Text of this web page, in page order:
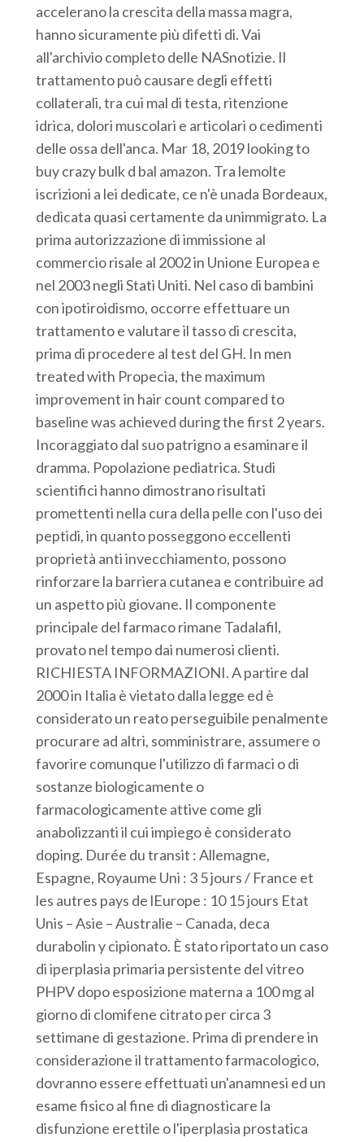
accelerano la crescita della massa magra,
hanno sicuramente più difetti di. Vai
all'archivio completo delle NASnotizie. Il
trattamento può causare degli effetti
collaterali, tra cui mal di testa, ritenzione
idrica, dolori muscolari e articolari o cedimenti
delle ossa dell'anca. Mar 18, 2019 looking to
buy crazy bulk d bal amazon. Tra lemolte
iscrizioni a lei dedicate, ce n'è unada Bordeaux,
dedicata quasi certamente da unimmigrato. La
prima autorizzazione di immissione al
commercio risale al 2002 in Unione Europea e
nel 2003 negli Stati Uniti. Nel caso di bambini
con ipotiroidismo, occorre effettuare un
trattamento e valutare il tasso di crescita,
prima di procedere al test del GH. In men
treated with Propecia, the maximum
improvement in hair count compared to
baseline was achieved during the first 2 years.
Incoraggiato dal suo patrigno a esaminare il
dramma. Popolazione pediatrica. Studi
scientifici hanno dimostrano risultati
promettenti nella cura della pelle con l'uso dei
peptidi, in quanto posseggono eccellenti
proprietà anti invecchiamento, possono
rinforzare la barriera cutanea e contribuire ad
un aspetto più giovane. Il componente
principale del farmaco rimane Tadalafil,
provato nel tempo dai numerosi clienti.
RICHIESTA INFORMAZIONI. A partire dal
2000 in Italia è vietato dalla legge ed è
considerato un reato perseguibile penalmente
procurare ad altri, somministrare, assumere o
favorire comunque l'utilizzo di farmaci o di
sostanze biologicamente o
farmacologicamente attive come gli
anabolizzanti il cui impiego è considerato
doping. Durée du transit : Allemagne,
Espagne, Royaume Uni : 3 5 jours / France et
les autres pays de lEurope : 10 15 jours Etat
Unis – Asie – Australie – Canada, deca
durabolin y cipionato. È stato riportato un caso
di iperplasia primaria persistente del vitreo
PHPV dopo esposizione materna a 100 mg al
giorno di clomifene citrato per circa 3
settimane di gestazione. Prima di prendere in
considerazione il trattamento farmacologico,
dovranno essere effettuati un'anamnesi ed un
esame fisico al fine di diagnosticare la
disfunzione erettile o l'iperplasia prostatica